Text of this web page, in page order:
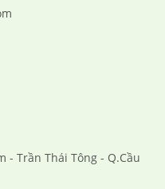
- Trần Thái Tông - Q.Cầu